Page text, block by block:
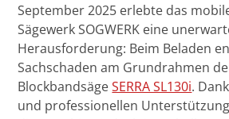
September 2025 erlebte das
Sägewerk SOGWERK eine
Herausforderung: Beim Beladen
Sachschaden am Grundrahmen
BlockbandsägeSERRA SL130i.
und professionellen Unterstützung